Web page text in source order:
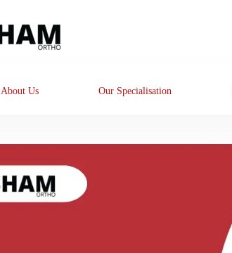
About Us Our Specialisation